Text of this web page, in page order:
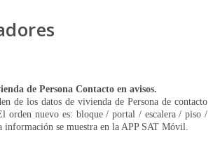
de Persona Contacto en avisos.
de los datos de vivienda de Persona de contacto
orden nuevo es: bloque / portal / escalera / piso /
información se muestra en la APP SAT Móvil.